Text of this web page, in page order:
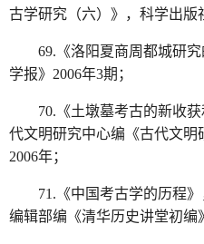
古学研究（六）》，科学出版
69.《洛阳夏商周都城研
学报》2006年3期；
70.《土墩墓考古的新收
代文明研究中心编《古代文明
2006年；
71.《中国考古学的历程
编辑部编《清华历史讲堂初编